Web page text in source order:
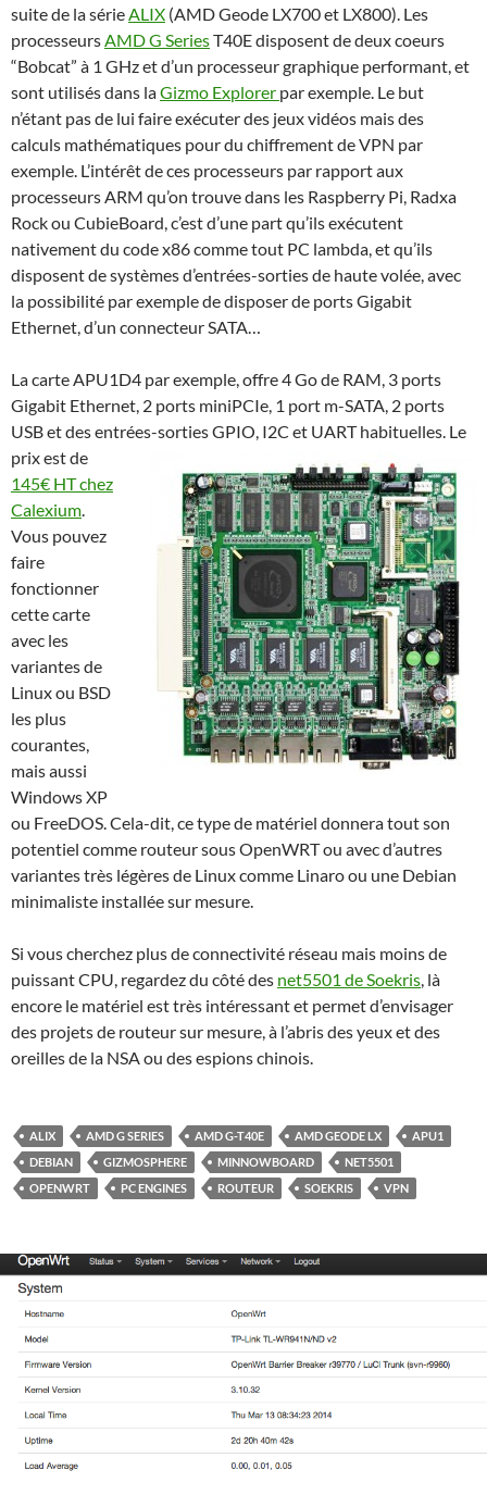
suite de la sérieALIX (AMD Geode LX700 et LX800). Les
processeursAMD G SeriesT40E disposent de deux coeurs
“Bobcat” à 1 GHz et d’un processeur graphique performant, et
sont utilisés dans laGizmo Explorer par exemple. Le but
n’étant pas de lui faire exécuter des jeux vidéos mais des
calculs mathématiques pour du chiffrement de VPN par
exemple. L’intérêt de ces processeurs par rapport aux
processeurs ARM qu’on trouve dans les Raspberry Pi, Radxa
Rock ou CubieBoard, c’est d’une part qu’ils exécutent
nativement du code x86 comme tout PC lambda, et qu’ils
disposent de systèmes d’entrées-sorties de haute volée, avec
la possibilité par exemple de disposer de ports Gigabit
Ethernet, d’un connecteur SATA…
La carte APU1D4 par exemple, offre 4 Go de RAM, 3 ports
Gigabit Ethernet, 2 ports miniPCIe, 1 port m-SATA, 2 ports
USB et des entrées-sorties GPIO, I2C et UART habituelles. Le
prix est de
145€ HT chez
Calexium.
Vous pouvez
faire
fonctionner
cette carte
avec les
variantes de
Linux ou BSD
les plus
courantes,
mais aussi
Windows XP
ou FreeDOS. Cela-dit, ce type de matériel donnera tout son
potentiel comme routeur sous OpenWRT ou avec d’autres
variantes très légères de Linux comme Linaro ou une Debian
minimaliste installée sur mesure.
Si vous cherchez plus de connectivité réseau mais moins de
puissant CPU, regardez du côté des net5501 de Soekris, là
encore le matériel est très intéressant et permet d’envisager
des projets de routeur sur mesure, à l’abris des yeux et des
oreilles de la NSA ou des espions chinois.
ALIX AMD G SERIES AMD G-T40E AMD GEODE LX
APU1
DEBIAN
GIZMOSPHERE MINNOWBOARD
NET5501
OPENWRT
PC ENGINES ROUTEUR SOEKRIS VPN